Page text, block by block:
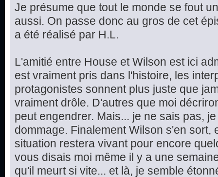
Je présume que tout le monde se fout
aussi. On passe donc au gros de cet
a été réalisé par H.L.
L'amitié entre House et Wilson est ici
est vraiment pris dans l'histoire, les
protagonistes sonnent plus juste que
vraiment drôle. D'autres que moi
peut engendrer. Mais... je ne sais pas,
dommage. Finalement Wilson s'en sort,
situation restera vivant pour encore
vous disais moi même il y a une
qu'il meurt si vite... et là, je semble